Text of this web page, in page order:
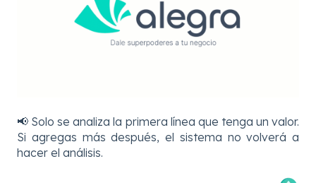
📢 Solo se analiza la primera línea que tenga un valor.
Si agregas más después, el sistema no volverá a
hacer el análisis.